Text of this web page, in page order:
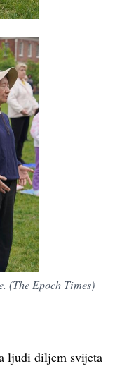
(The Epoch Times)
ljudi diljem svijeta